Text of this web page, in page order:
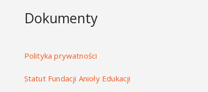
Dokumenty
Polityka prywatności
Statut Fundacji Anioły Edukacji